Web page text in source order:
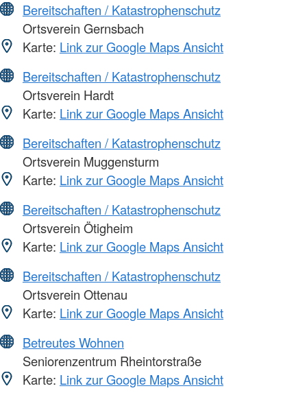
Bereitschaften / Katastrophenschutz
Ortsverein Gernsbach
Karte: Link zur Google Maps Ansicht
Bereitschaften / Katastrophenschutz
Ortsverein Hardt
Karte: Link zur Google Maps Ansicht
Bereitschaften / Katastrophenschutz
Ortsverein Muggensturm
Karte: Link zur Google Maps Ansicht
Bereitschaften / Katastrophenschutz
Ortsverein Ötigheim
Karte: Link zur Google Maps Ansicht
Bereitschaften / Katastrophenschutz
Ortsverein Ottenau
Karte: Link zur Google Maps Ansicht
Betreutes Wohnen
Seniorenzentrum Rheintorstraße
Karte: Link zur Google Maps Ansicht